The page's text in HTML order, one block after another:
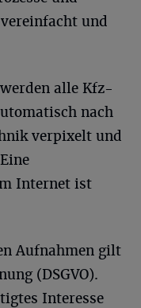
und
alle Kfz-
nach
verpixelt und
Internet ist
Aufnahmen gilt
(DSGVO).
Interesse